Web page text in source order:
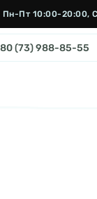
Пн-Пт 10:00-20:00,
(73) 988-85-55